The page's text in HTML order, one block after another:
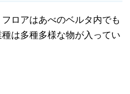
ロアはあべのベルタ内でも
は多種多様な物が入ってい